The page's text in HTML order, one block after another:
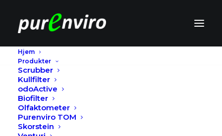
Hjem
Produkter
Scrubber
Kullfilter
odoActive
Biofilter
Olfaktometer
Purenviro TOM
Skorstein